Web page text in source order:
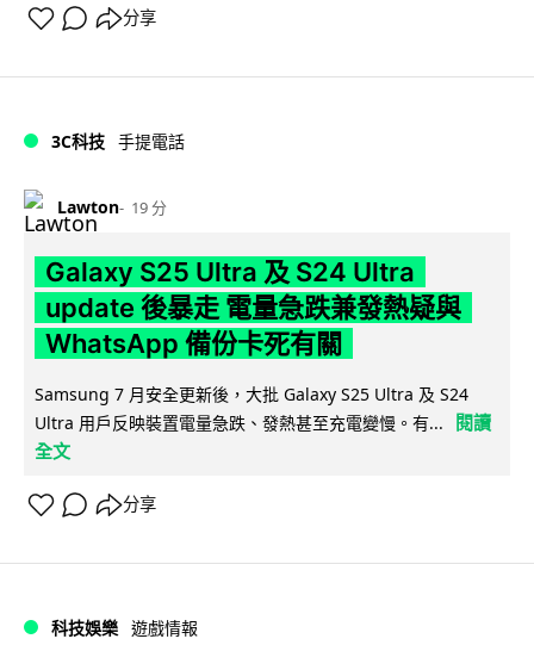
分享
3C科技 手提電話
Lawton 19 分
Galaxy S25 Ultra 及 S24 Ultra
update 後暴走 電量急跌兼發熱疑與
WhatsApp 備份卡死有關
Samsung 7 月安全更新後，大批 Galaxy S25 Ultra 及 S24
Ultra 用戶反映裝置電量急跌、發熱甚至充電變慢。有...
閱讀
全文
分享
科技娛樂 遊戲情報